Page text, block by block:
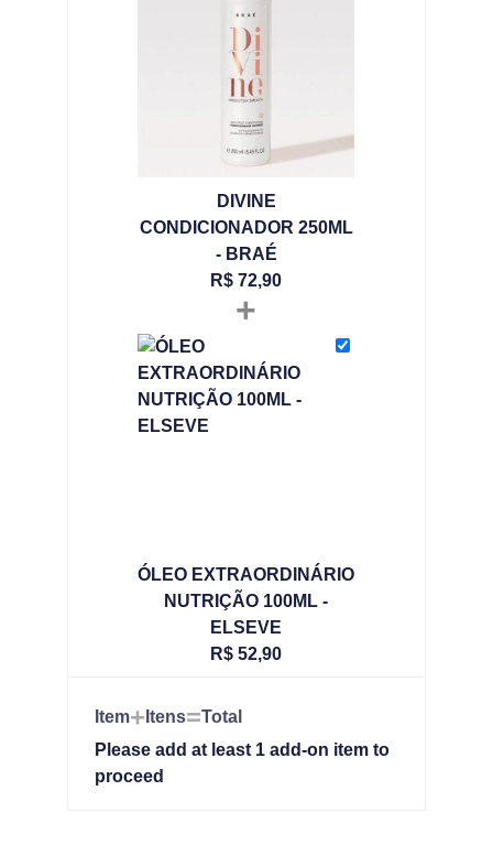
DIVINE
CONDICIONADOR 250ML
- BRAÉ
R$ 72,90
+
ÓLEO EXTRAORDINÁRIO
NUTRIÇÃO 100ML -
ELSEVE
R$ 52,90
Item+ Itens=Total
Please add at least 1 add-on item to
proceed